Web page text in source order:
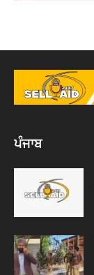
ਪੰਜਾਬ